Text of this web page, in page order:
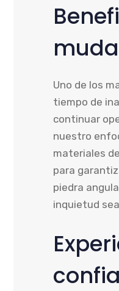
Uno de los
tiempo de
continuar
nuestro
materiales
para
piedra
inquietud